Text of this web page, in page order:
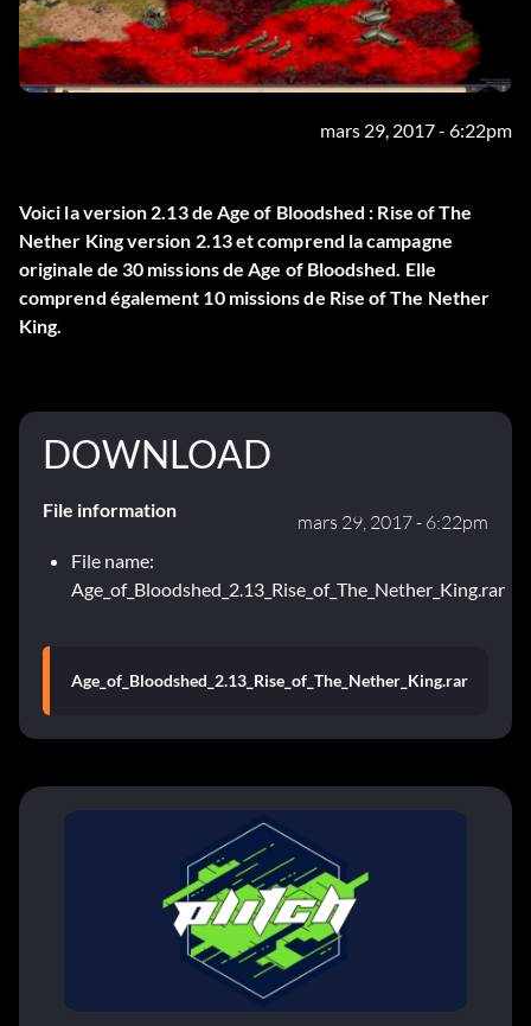
mars 29, 2017 - 6:22pm
Voici la version 2.13 de Age of Bloodshed : Rise of The
Nether King version 2.13 et comprend la campagne
originale de 30 missions de Age of Bloodshed. Elle
comprend également 10 missions de Rise of The Nether
King.
DOWNLOAD
File information
mars 29, 2017 - 6:22pm
File name:
Age_of_Bloodshed_2.13_Rise_of_The_Nether_King.rar
Age_of_Bloodshed_2.13_Rise_of_The_Nether_King.rar